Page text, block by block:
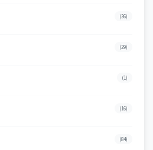
(36)
(29)
(1)
(16)
(84)